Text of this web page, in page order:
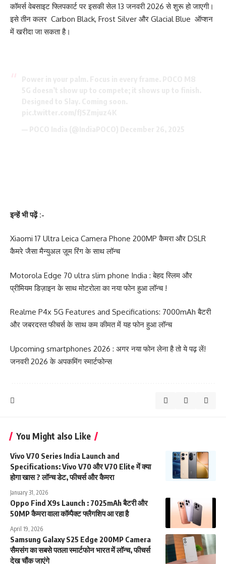
कॉमर्स वेबसाइटफ्लिपकार्टपर इसकी सेल 13 जनवरी 2026 से शुरू हो जाएगी।
इसे तीन कलर Carbon Black, Frost Silver और Glacial Blue ऑप्शन
में खरीदा जा सकता है।
इन्हें भी पढ़ें :-
Xiaomi 17 Ultra Leica Camera Phone 200MP कैमरा और DSLR
कैमरे जैसा मैन्युअल ज़ूम रिंग के साथ लॉन्च
Motorola Edge 70 ultra slim phone India : बेहद स्लिम और
प्रीमियम डिज़ाइन के साथ मोटरोला का नया फोन हुआ लॉन्च !
Realme P4x 5G Features and Specifications: 7000mAh बैटरी
और जबरदस्त फीचर्स के साथ कम कीमत में यह फोन हुआ लॉन्च
Upcoming smartphones 2026 : अगर नया फोन लेना है तो ये पढ़ लें!
जनवरी 2026 के अपकमिंग स्मार्टफोन्स
You Might also Like
Vivo V70 Series India Launch and
Specifications: Vivo V70 और V70 Elite में क्या
होगा खास ? लॉन्च डेट, फीचर्स और कैमरा
January 31, 2026
Oppo Find X9s Launch : 7025mAh बैटरी और
50MP कैमरा वाला कॉम्पैक्ट फ्लैगशिप आ रहा है
April 19, 2026
Samsung Galaxy S25 Edge 200MP Camera
सैमसंग का सबसे पतला स्मार्टफोन भारत में लॉन्च, फीचर्स
देख चौंक जाएंगे